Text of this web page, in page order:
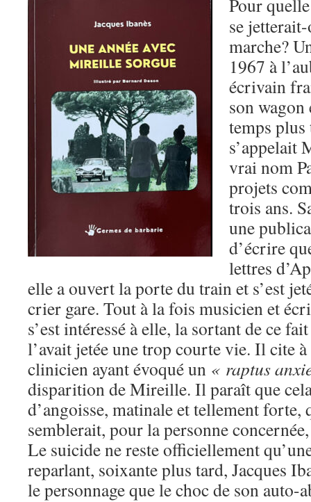
Pour
se
marche?
1967 à
écrivain
son wagon
temps
s’appelait
vrai nom
projets
trois ans.
une
d’écrire
lettres
elle a ouvert la porte du train et s’est
crier gare. Tout à la fois musicien et
s’est intéressé à elle, la sortant de ce
l’avait jetée une trop courte vie. Il cite
clinicien ayant évoqué un « raptus
disparition de Mireille. Il paraît que
d’angoisse, matinale et tellement
semblerait, pour la personne
Le suicide ne reste officiellement
reparlant, soixante plus tard, Jacques
le personnage que le choc de son auto-